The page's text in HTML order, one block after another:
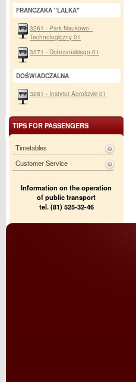
FRANCZAKA "LALKA"
3261 - Park Naukowo -
Technologiczny 01
3271 - Dobrzańskiego 01
DOŚWIADCZALNA
3281 - Instytut Agrofizyki 01
TIPS FOR PASSENGERS
Timetables
Customer Service
Information on the operation
of public transport
tel. (81) 525-32-46